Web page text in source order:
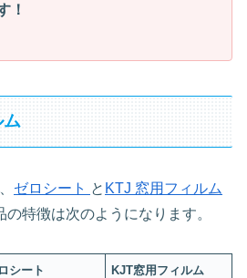
！
ム
ゼロシート と KTJ 窓用フィルム
特徴は次のようになります。
シート KJT窓用フィルム